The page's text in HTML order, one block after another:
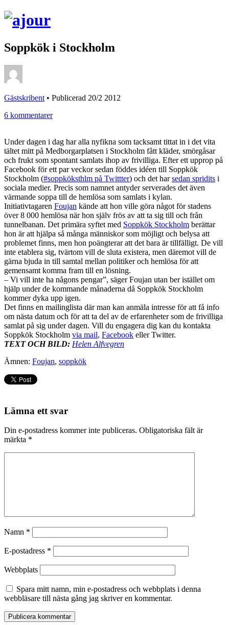
Soppkök i Stockholm
Gästskribent • Publicerad 20/2 2012
6 kommentarer
Under dagen i dag har alla nyfikna som tacksamt tittat in i det vita
tältet mitt på Medborgarplatsen i Stockholm fått kläder, smörgåsar
och frukt som spontant samlats ihop av frivilliga. Efter ett upprop på
Facebook för ett par veckor sedan föddes idéen till Soppkök
Stockholm (#soppköksthlm på Twittter) och det harsedan spridits i
sociala medier. Precis som namnet antyder serverades det även
värmande soppa till de hemlösa som samlats i kylan.
Initiativtagaren Foujan kände att hon ville göra något för stadens
över 8 000 hemlösa när hon själv frös av att ta sig till och från
tunnelbanan. Det primära syftet med Soppkök Stockholm berättar
hon är att hjälpa så många människor som möjligt och belysa att
problemet finns, men hon poängterar att det bara är tillfälligt. De vill
inte etablera sig, tvärtom vill de sluta existera, men däremot vill de
gärna bjuda in till samtal mellan politiker och hemlösa för att
gemensamt komma fram till en lösning.
– Vi vill inte ha någons pengar”, säger Foujan utan ber istället om
hjälp under de kommande månaderna då Soppkök Stockholm
kommer dyka upp igen.
Det finns en mailinglista där man kan anmäla intresse för att få info
om nästa datum och för att ta del av de erfarenheter som de frivilliga
samlat på sig under dagen. Vill du engagera dig kan du kontakta
Soppkök Stockholm via mail, Facebook eller Twitter.
TEXT OCH BILD: Helen Alfvegren
Ämnen: Foujan, soppkök
Lämna ett svar
Din e-postadress kommer inte publiceras. Obligatoriska fält är
märkta *
Namn *
E-postadress *
Webbplats
Spara mitt namn, min e-postadress och webbplats i denna
webbläsare till nästa gång jag skriver en kommentar.